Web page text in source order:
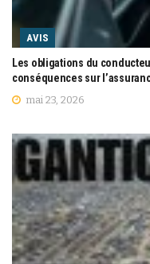
AVIS
Les obligations du
conséquences sur
mai 23, 2026